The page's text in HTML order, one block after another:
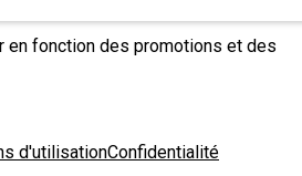
en fonction des promotions et des
d'utilisationConfidentialité